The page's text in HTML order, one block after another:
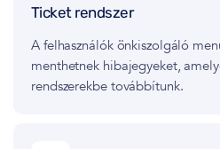
Ticket rendszer
A felhasználók önkiszolgáló
menthetnek hibajegyeket,
rendszerekbe továbbítunk.